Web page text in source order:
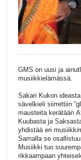
GMS on uusi ja
musiikkielämässä.
Sakari Kukon
sävelkieli siirrettiin
mausteita kerätään
Kuubasta ja
yhdistää eri
Samalla se
Musiikki tuo
rikkaampaan